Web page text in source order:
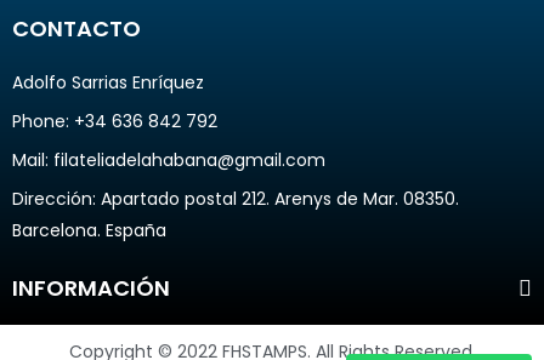
CONTACTO
Adolfo Sarrias Enríquez
Phone: +34 636 842 792
Mail: filateliadelahabana@gmail.com
Dirección: Apartado postal 212. Arenys de Mar. 08350.
Barcelona. España
INFORMACIÓN
Copyright © 2022 FHSTAMPS. All Rights Reserved.